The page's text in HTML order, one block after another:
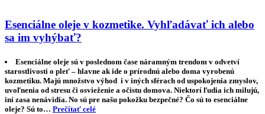
Esenciálne oleje v kozmetike. Vyhľadávať ich alebo
sa im vyhýbať?
Esenciálne oleje sú v poslednom čase náramným trendom v odvetví
starostlivosti o pleť – hlavne ak ide o prírodnú alebo doma vyrobenú
kozmetiku. Majú množstvo výhod i v iných sférach od uspokojenia zmyslov,
uvoľnenia od stresu či osvieženie a očistu domova. Niektorí ľudia ich milujú,
iní zasa nenávidia. No sú pre našu pokožku bezpečné? Čo sú to esenciálne
oleje? Sú to… Prečítať celé